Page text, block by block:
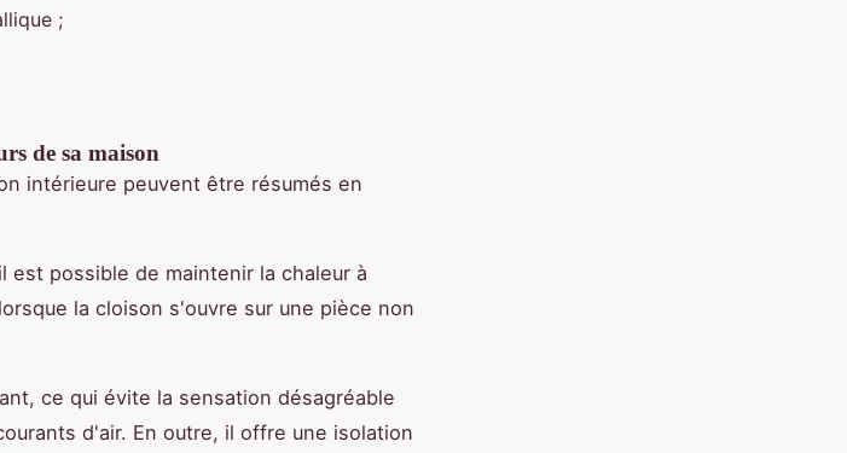
;
de sa maison
intérieure peuvent être résumés en
est possible de maintenir la chaleur à
la cloison s'ouvre sur une pièce non
ce qui évite la sensation désagréable
d'air. En outre, il offre une isolation